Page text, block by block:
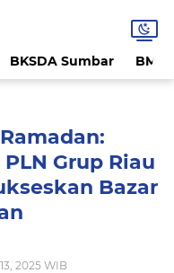
BKSDA Sumbar
Grup Riau
Bazar
2025 WIB